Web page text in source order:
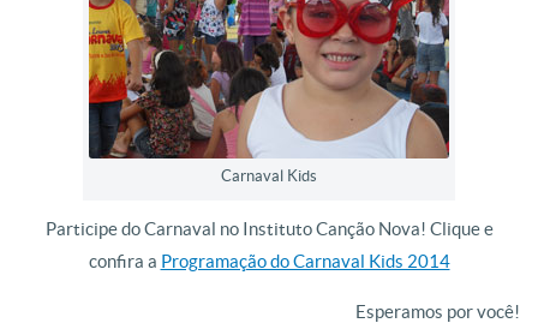
Carnaval Kids
Participe do Carnaval no Instituto Canção Nova! Clique e
confira a Programação do Carnaval Kids 2014
Esperamos por você!